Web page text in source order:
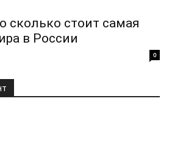
сколько стоит самая
в России
0